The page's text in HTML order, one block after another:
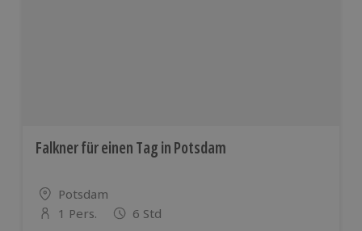
Falkner für einen Tag in Potsdam
Standort
Potsdam
Anzahl der Teilnehmer
1 Pers. 6 Std